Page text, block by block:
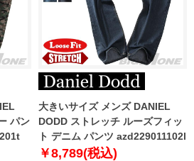
パン
大きいサイズ メンズ DANIEL
DODD ストレッチ ルーズフィッ
ト デニム パンツ azd229011102l
￥8,789(税込)